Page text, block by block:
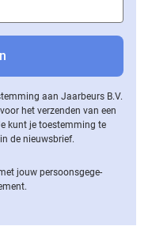
aan Jaarbeurs B.V.
het verzenden van een
kunt je toestemming te
de nieuwsbrief.
jouw per­soons­ge­ge­